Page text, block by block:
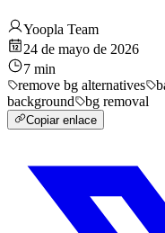
Yoopla Team
24 de mayo de 2026
7 min
remove bg alternatives
background
bg removal
Copiar enlace